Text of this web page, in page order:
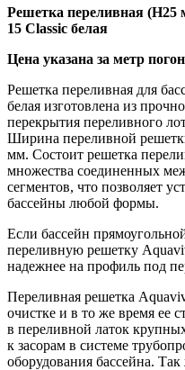
Решетка переливная
15 Classic белая
Цена указана за метр
Решетка переливная для
белая изготовлена из
перекрытия переливного
Ширина переливной
мм. Состоит решетка
множества соединенных
сегментов, что позволяет
бассейны любой формы.
Если бассейн
переливную решетку
надежнее на профиль под
Переливная решетка
очистке и в то же время ее
в переливной латок
к засорам в системе
оборудования бассейна.